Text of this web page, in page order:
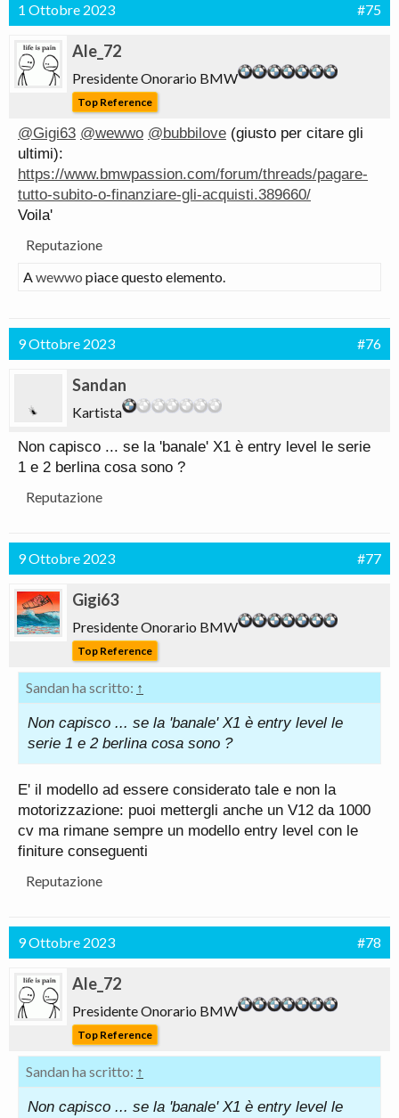
1 Ottobre 2023 #75
Ale_72
Presidente Onorario BMW
Top Reference
@Gigi63 @wewwo @bubbilove (giusto per citare gli
ultimi):
https://www.bmwpassion.com/forum/threads/pagare-
tutto-subito-o-finanziare-gli-acquisti.389660/
Voila'
Reputazione
Awewwo piace questo elemento.
9 Ottobre 2023 #76
Sandan
Kartista
Non capisco ... se la 'banale' X1 è entry level le serie
1 e 2 berlina cosa sono ?
Reputazione
9 Ottobre 2023 #77
Gigi63
Presidente Onorario BMW
Top Reference
Sandan ha scritto: ↑
Non capisco ... se la 'banale' X1 è entry level le
serie 1 e 2 berlina cosa sono ?
E' il modello ad essere considerato tale e non la
motorizzazione: puoi mettergli anche un V12 da 1000
cv ma rimane sempre un modello entry level con le
finiture conseguenti
Reputazione
9 Ottobre 2023 #78
Ale_72
Presidente Onorario BMW
Top Reference
Sandan ha scritto: ↑
Non capisco ... se la 'banale' X1 è entry level le